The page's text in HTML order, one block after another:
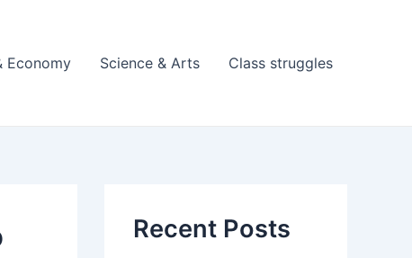
Economy Science & Arts Class struggles
Recent Posts